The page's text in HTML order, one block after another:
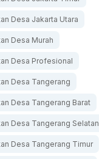
Desa Jakarta Utara
Desa Murah
Desa Profesional
Desa Tangerang
Desa Tangerang Barat
Desa Tangerang Selatan
Desa Tangerang Timur